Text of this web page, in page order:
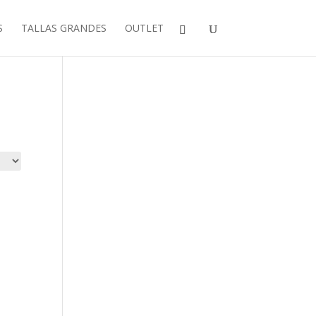
TALLAS GRANDES OUTLET